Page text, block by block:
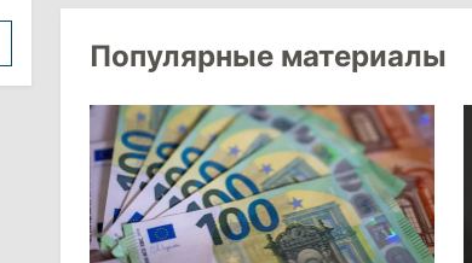
Популярные материалы